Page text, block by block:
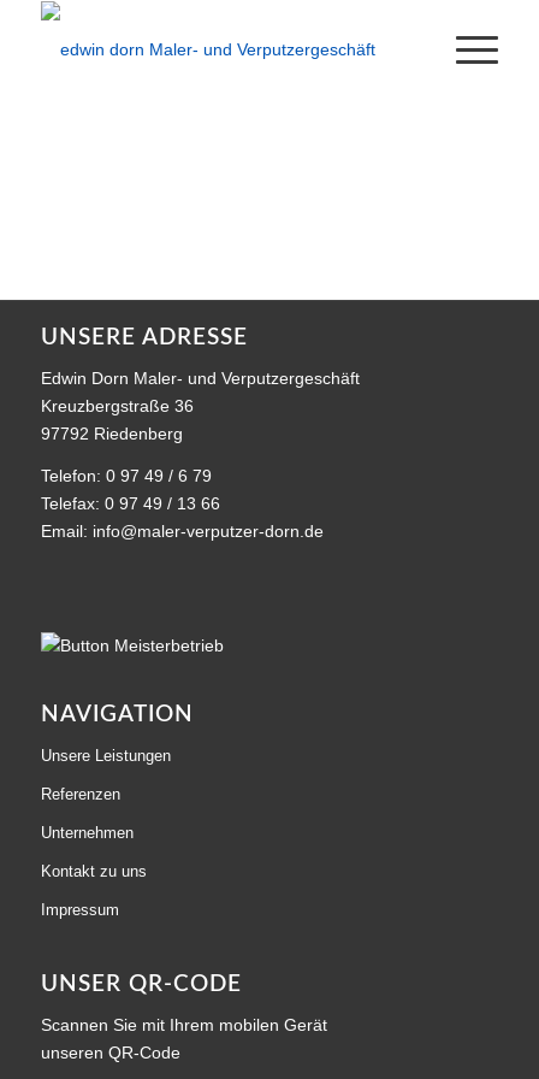
UNSERE ADRESSE
Edwin Dorn Maler- und Verputzergeschäft
Kreuzbergstraße 36
97792 Riedenberg
Telefon: 0 97 49 / 6 79
Telefax: 0 97 49 / 13 66
Email: info@maler-verputzer-dorn.de
NAVIGATION
Unsere Leistungen
Referenzen
Unternehmen
Kontakt zu uns
Impressum
UNSER QR-CODE
Scannen Sie mit Ihrem mobilen Gerät
unseren QR-Code